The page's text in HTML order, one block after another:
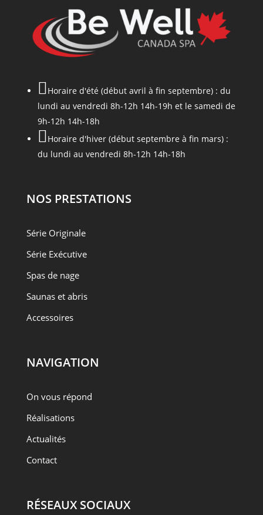
Horaire d'été (début avril à fin septembre) : du
lundi au vendredi 8h-12h 14h-19h et le samedi de
9h-12h 14h-18h
Horaire d'hiver (début septembre à fin mars) :
du lundi au vendredi 8h-12h 14h-18h
NOS PRESTATIONS
Série Originale
Série Exécutive
Spas de nage
Saunas et abris
Accessoires
NAVIGATION
On vous répond
Réalisations
Actualités
Contact
RÉSEAUX SOCIAUX